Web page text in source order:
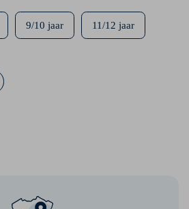
9/10 jaar 11/12 jaar